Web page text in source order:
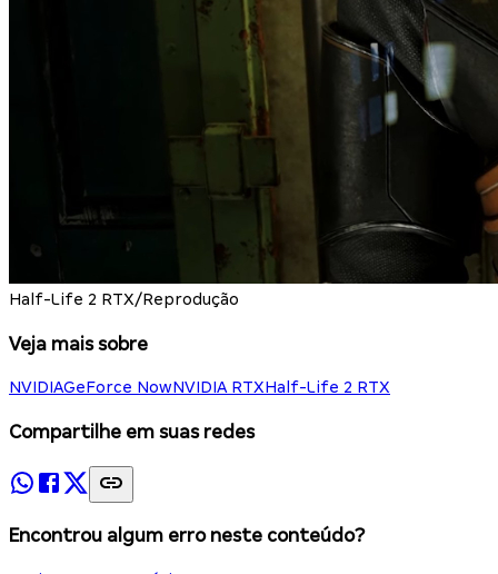
Half-Life 2 RTX/Reprodução
Veja mais sobre
NVIDIAGeForce NowNVIDIA RTXHalf-Life 2 RTX
Compartilhe em suas redes
Encontrou algum erro neste conteúdo?